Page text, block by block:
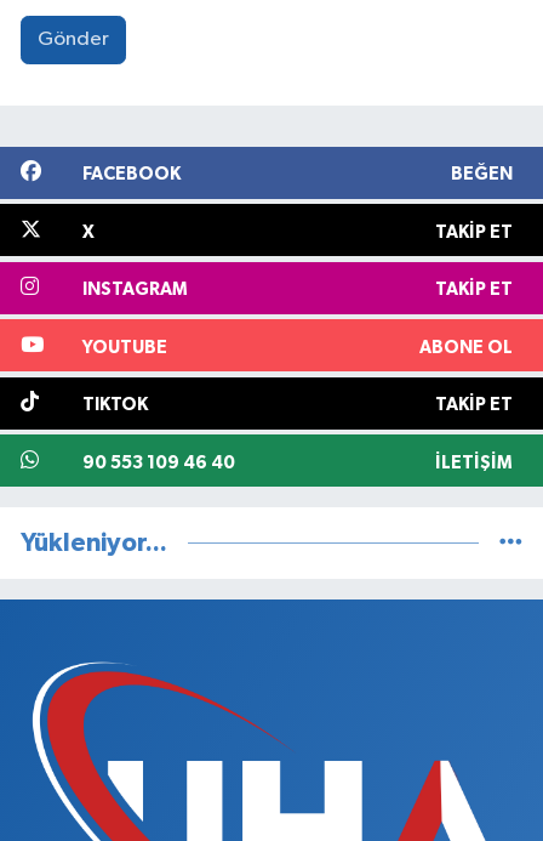
Gönder
FACEBOOK BEĞEN
X TAKIP ET
INSTAGRAM TAKIP ET
YOUTUBE ABONE OL
TIKTOK TAKIP ET
90 553 109 46 40 İLETIŞIM
Yükleniyor...